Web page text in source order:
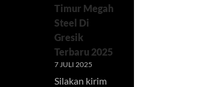
Timur Megah
Steel Di
Gresik
Terbaru 2025
7 JULI 2025
Silakan kirim